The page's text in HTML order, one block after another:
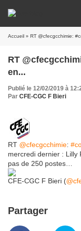
Accueil » RT @cfecgcchimie:
RT
en...
Publié le 12/02/2019 à
Par CFE-CGC F Bieri
RT @cfecgcchimie:
mercredi dernier : Lilly
pas de 250 postes…
CFE-CGC F Bieri (
Partager